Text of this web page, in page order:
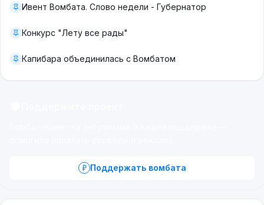
Ивент Вомбата. Слово недели - Губернатор
Конкурс "Лету все рады"
Капибара объединилась с Вомбатом
Поддержать вомбата